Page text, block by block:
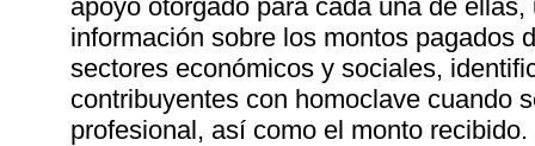
apoyo otorgado para cada una de
información sobre los montos pagados
sectores económicos y sociales,
contribuyentes con homoclave cuando
profesional, así como el monto recibido.